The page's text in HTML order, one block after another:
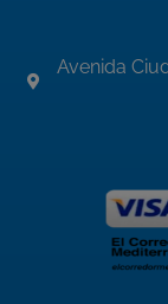
Avenida